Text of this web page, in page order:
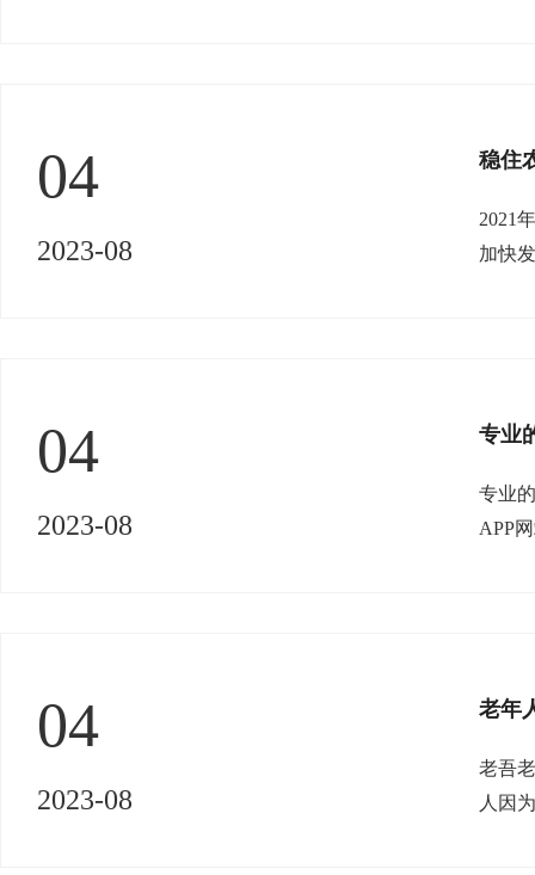
04
2023-08
稳住
2021
加快
04
2023-08
专业
专业
APP
04
2023-08
老年
老吾
人因